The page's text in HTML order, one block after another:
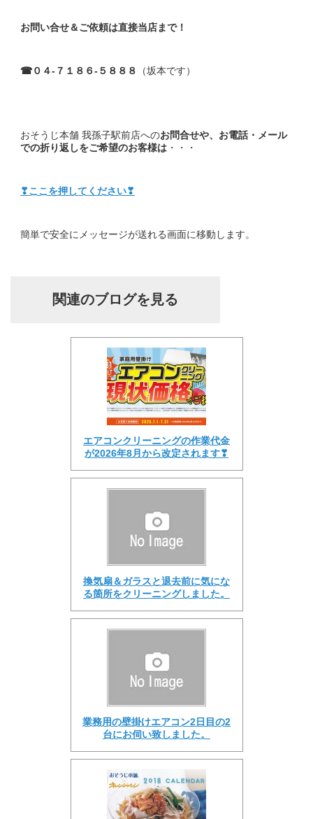
お問い合せ＆ご依頼は直接当店まで！
☎０４-７１８６-５８８８ （坂本です）
おそうじ本舗 我孫子駅前店へのお問合せや、お電話・メール
での折り返しをご希望のお客様は ・・・
❣ここを押してください❣
簡単で安全にメッセージが送れる画面に移動します。
関連のブログを見る
エアコンクリーニングの作業代金
が2026年8月から改定されます❣
換気扇＆ガラスと退去前に気にな
る箇所をクリーニングしました。
業務用の壁掛けエアコン2日目の2
台にお伺い致しました。